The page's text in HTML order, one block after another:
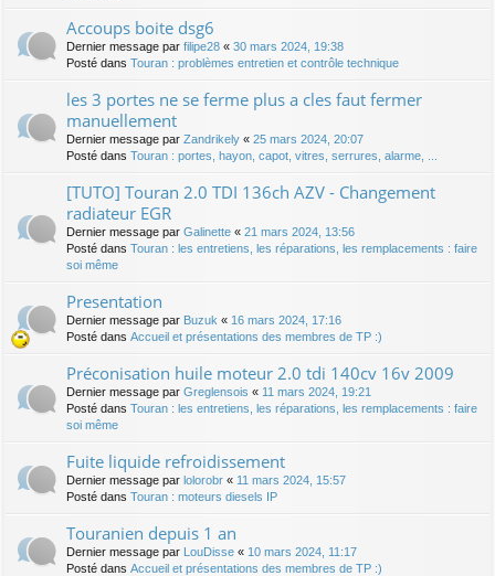
Accoups boite dsg6
Dernier message par filipe28 « 30 mars 2024, 19:38
Posté dans Touran : problèmes entretien et contrôle technique
les 3 portes ne se ferme plus a cles faut fermer
manuellement
Dernier message par Zandrikely « 25 mars 2024, 20:07
Posté dans Touran : portes, hayon, capot, vitres, serrures, alarme, ...
[TUTO] Touran 2.0 TDI 136ch AZV - Changement
radiateur EGR
Dernier message par Galinette « 21 mars 2024, 13:56
Posté dans Touran : les entretiens, les réparations, les remplacements : faire
soi même
Presentation
Dernier message par Buzuk « 16 mars 2024, 17:16
Posté dans Accueil et présentations des membres de TP :)
Préconisation huile moteur 2.0 tdi 140cv 16v 2009
Dernier message par Greglensois « 11 mars 2024, 19:21
Posté dans Touran : les entretiens, les réparations, les remplacements : faire
soi même
Fuite liquide refroidissement
Dernier message par lolorobr « 11 mars 2024, 15:57
Posté dans Touran : moteurs diesels IP
Touranien depuis 1 an
Dernier message par LouDisse « 10 mars 2024, 11:17
Posté dans Accueil et présentations des membres de TP :)